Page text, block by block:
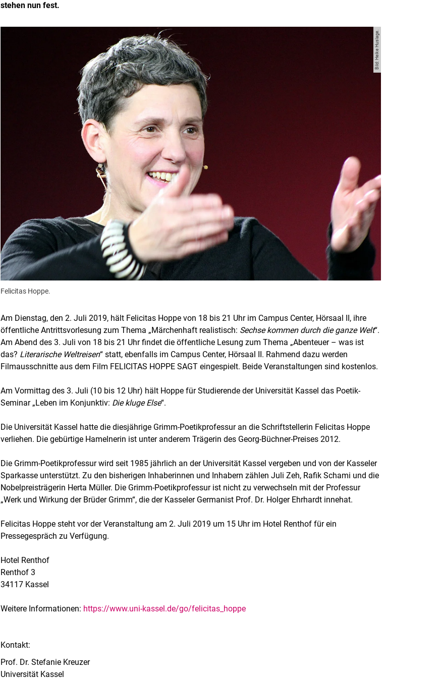
stehen nun fest.
Bild: Heike Huslage.
Felicitas Hoppe.
Am Dienstag, den 2. Juli 2019, hält Felicitas Hoppe von 18 bis 21 Uhr im Campus Center, Hörsaal II, ihre
öffentliche Antrittsvorlesung zum Thema „Märchenhaft realistisch: Sechse kommen durch die ganze Welt“.
Am Abend des 3. Juli von 18 bis 21 Uhr findet die öffentliche Lesung zum Thema „Abenteuer – was ist
das? Literarische Weltreisen“ statt, ebenfalls im Campus Center, Hörsaal II. Rahmend dazu werden
Filmausschnitte aus dem Film FELICITAS HOPPE SAGT eingespielt. Beide Veranstaltungen sind kostenlos.
Am Vormittag des 3. Juli (10 bis 12 Uhr) hält Hoppe für Studierende der Universität Kassel das Poetik-
Seminar „Leben im Konjunktiv: Die kluge Else“.
Die Universität Kassel hatte die diesjährige Grimm-Poetikprofessur an die Schriftstellerin Felicitas Hoppe
verliehen. Die gebürtige Hamelnerin ist unter anderem Trägerin des Georg-Büchner-Preises 2012.
Die Grimm-Poetikprofessur wird seit 1985 jährlich an der Universität Kassel vergeben und von der Kasseler
Sparkasse unterstützt. Zu den bisherigen Inhaberinnen und Inhabern zählen Juli Zeh, Rafik Schami und die
Nobelpreisträgerin Herta Müller. Die Grimm-Poetikprofessur ist nicht zu verwechseln mit der Professur
„Werk und Wirkung der Brüder Grimm“, die der Kasseler Germanist Prof. Dr. Holger Ehrhardt innehat.
Felicitas Hoppe steht vor der Veranstaltung am 2. Juli 2019 um 15 Uhr im Hotel Renthof für ein
Pressegespräch zu Verfügung.
Hotel Renthof
Renthof 3
34117 Kassel
Weitere Informationen: https://www.uni-kassel.de/go/felicitas_hoppe
Kontakt:
Prof. Dr. Stefanie Kreuzer
Universität Kassel